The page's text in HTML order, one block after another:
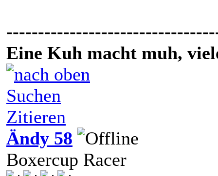
Eine Kuh macht muh,
Suchen
Zitieren
Ändy 58
Boxercup Racer